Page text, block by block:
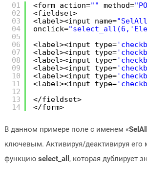
01
02
03
04
05
06
07
08
09
10
11
12
13
14
<form action="" method=
<fieldset>
<label><input name=
onclick=
<label><input type=
<label><input type=
<label><input type=
<label><input type=
<label><input type=
<label><input type=
</fieldset>
</form>
В данном примере поле с именем «SelAll
ключевым. Активируя/деактивируя его
функцию select_all , которая дублирует